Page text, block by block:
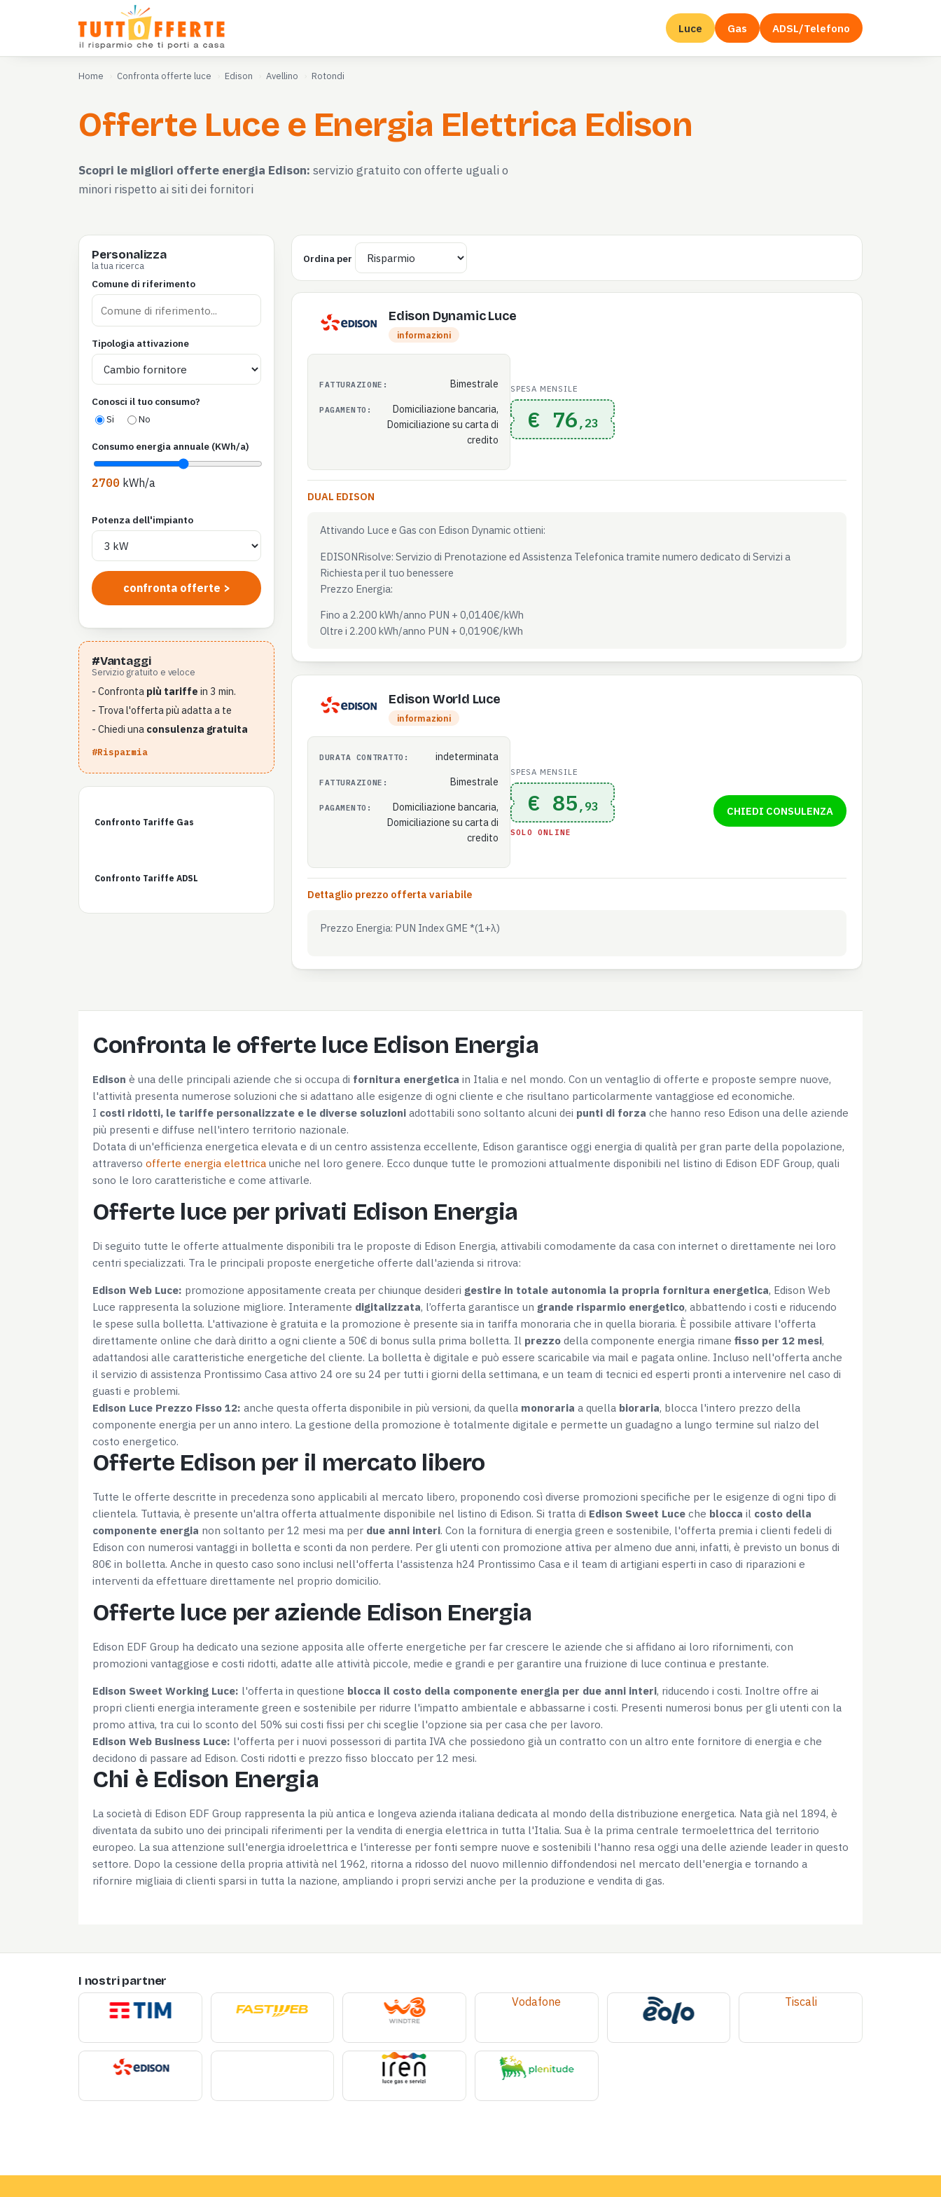
Luce Gas ADSL/Telefono
Home Confronta offerte luce Edison Avellino Rotondi
Offerte Luce e Energia Elettrica Edison
Scopri le migliori offerte energia Edison: servizio gratuito con offerte uguali o
minori rispetto ai siti dei fornitori
Personalizza
la tua ricerca
Comune di riferimento
Tipologia attivazione
Conosci il tuo consumo?
Si
No
Consumo energia annuale (KWh/a)
2700 kWh/a
Potenza dell'impianto
confronta offerte >
#Vantaggi
Servizio gratuito e veloce
- Confronta più tariffe in 3 min.
- Trova l'offerta più adatta a te
- Chiedi una consulenza gratuita
#Risparmia
Confronto Tariffe Gas
Confronto Tariffe ADSL
Ordina per
Edison Dynamic Luce
informazioni
FATTURAZIONE: Bimestrale
PAGAMENTO:
Domiciliazione bancaria,
Domiciliazione su carta di
credito
SPESA MENSILE
€ 76,23
DUAL EDISON
Attivando Luce e Gas con Edison Dynamic ottieni:
EDISONRisolve: Servizio di Prenotazione ed Assistenza Telefonica tramite numero dedicato di Servizi a
Richiesta per il tuo benessere
Prezzo Energia:
Fino a 2.200 kWh/anno PUN + 0,0140€/kWh
Oltre i 2.200 kWh/anno PUN + 0,0190€/kWh
Edison World Luce
informazioni
DURATA CONTRATTO: indeterminata
FATTURAZIONE: Bimestrale
PAGAMENTO:
Domiciliazione bancaria,
Domiciliazione su carta di
credito
SPESA MENSILE
€ 85,93
SOLO ONLINE
CHIEDI CONSULENZA
Dettaglio prezzo offerta variabile
Prezzo Energia: PUN Index GME *(1+λ)
Confronta le offerte luce Edison Energia
Edison è una delle principali aziende che si occupa di fornitura energetica in Italia e nel mondo. Con un ventaglio di offerte e proposte sempre nuove,
l'attività presenta numerose soluzioni che si adattano alle esigenze di ogni cliente e che risultano particolarmente vantaggiose ed economiche.
I costi ridotti, le tariffe personalizzate e le diverse soluzioni adottabili sono soltanto alcuni dei punti di forza che hanno reso Edison una delle aziende
più presenti e diffuse nell'intero territorio nazionale.
Dotata di un'efficienza energetica elevata e di un centro assistenza eccellente, Edison garantisce oggi energia di qualità per gran parte della popolazione,
attraverso offerte energia elettrica uniche nel loro genere. Ecco dunque tutte le promozioni attualmente disponibili nel listino di Edison EDF Group, quali
sono le loro caratteristiche e come attivarle.
Offerte luce per privati Edison Energia
Di seguito tutte le offerte attualmente disponibili tra le proposte di Edison Energia, attivabili comodamente da casa con internet o direttamente nei loro
centri specializzati. Tra le principali proposte energetiche offerte dall'azienda si ritrova:
Edison Web Luce: promozione appositamente creata per chiunque desideri gestire in totale autonomia la propria fornitura energetica, Edison Web
Luce rappresenta la soluzione migliore. Interamente digitalizzata, l’offerta garantisce un grande risparmio energetico, abbattendo i costi e riducendo
le spese sulla bolletta. L'attivazione è gratuita e la promozione è presente sia in tariffa monoraria che in quella bioraria. È possibile attivare l'offerta
direttamente online che darà diritto a ogni cliente a 50€ di bonus sulla prima bolletta. Il prezzo della componente energia rimane fisso per 12 mesi,
adattandosi alle caratteristiche energetiche del cliente. La bolletta è digitale e può essere scaricabile via mail e pagata online. Incluso nell'offerta anche
il servizio di assistenza Prontissimo Casa attivo 24 ore su 24 per tutti i giorni della settimana, e un team di tecnici ed esperti pronti a intervenire nel caso di
guasti e problemi.
Edison Luce Prezzo Fisso 12: anche questa offerta disponibile in più versioni, da quella monoraria a quella bioraria, blocca l'intero prezzo della
componente energia per un anno intero. La gestione della promozione è totalmente digitale e permette un guadagno a lungo termine sul rialzo del
costo energetico.
Offerte Edison per il mercato libero
Tutte le offerte descritte in precedenza sono applicabili al mercato libero, proponendo così diverse promozioni specifiche per le esigenze di ogni tipo di
clientela. Tuttavia, è presente un'altra offerta attualmente disponibile nel listino di Edison. Si tratta di Edison Sweet Luce che blocca il costo della
componente energia non soltanto per 12 mesi ma per due anni interi. Con la fornitura di energia green e sostenibile, l'offerta premia i clienti fedeli di
Edison con numerosi vantaggi in bolletta e sconti da non perdere. Per gli utenti con promozione attiva per almeno due anni, infatti, è previsto un bonus di
80€ in bolletta. Anche in questo caso sono inclusi nell'offerta l'assistenza h24 Prontissimo Casa e il team di artigiani esperti in caso di riparazioni e
interventi da effettuare direttamente nel proprio domicilio.
Offerte luce per aziende Edison Energia
Edison EDF Group ha dedicato una sezione apposita alle offerte energetiche per far crescere le aziende che si affidano ai loro rifornimenti, con
promozioni vantaggiose e costi ridotti, adatte alle attività piccole, medie e grandi e per garantire una fruizione di luce continua e prestante.
Edison Sweet Working Luce: l'offerta in questione blocca il costo della componente energia per due anni interi, riducendo i costi. Inoltre offre ai
propri clienti energia interamente green e sostenibile per ridurre l'impatto ambientale e abbassarne i costi. Presenti numerosi bonus per gli utenti con la
promo attiva, tra cui lo sconto del 50% sui costi fissi per chi sceglie l'opzione sia per casa che per lavoro.
Edison Web Business Luce: l'offerta per i nuovi possessori di partita IVA che possiedono già un contratto con un altro ente fornitore di energia e che
decidono di passare ad Edison. Costi ridotti e prezzo fisso bloccato per 12 mesi.
Chi è Edison Energia
La società di Edison EDF Group rappresenta la più antica e longeva azienda italiana dedicata al mondo della distribuzione energetica. Nata già nel 1894, è
diventata da subito uno dei principali riferimenti per la vendita di energia elettrica in tutta l'Italia. Sua è la prima centrale termoelettrica del territorio
europeo. La sua attenzione sull'energia idroelettrica e l'interesse per fonti sempre nuove e sostenibili l'hanno resa oggi una delle aziende leader in questo
settore. Dopo la cessione della propria attività nel 1962, ritorna a ridosso del nuovo millennio diffondendosi nel mercato dell'energia e tornando a
rifornire migliaia di clienti sparsi in tutta la nazione, ampliando i propri servizi anche per la produzione e vendita di gas.
I nostri partner
Vodafone Tiscali